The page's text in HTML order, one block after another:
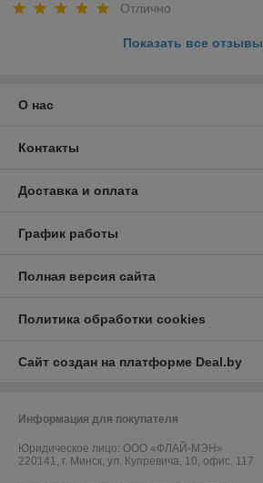
Отлично
Показать все отзывы
О нас
Контакты
Доставка и оплата
График работы
Полная версия сайта
Политика обработки cookies
Сайт создан на платформе Deal.by
Информация для покупателя
Юридическое лицо: ООО «ФЛАЙ-МЭН»
220141, г. Минск, ул. Купревича, 10, офис. 117